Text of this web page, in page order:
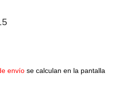
envío se calculan en la pantalla